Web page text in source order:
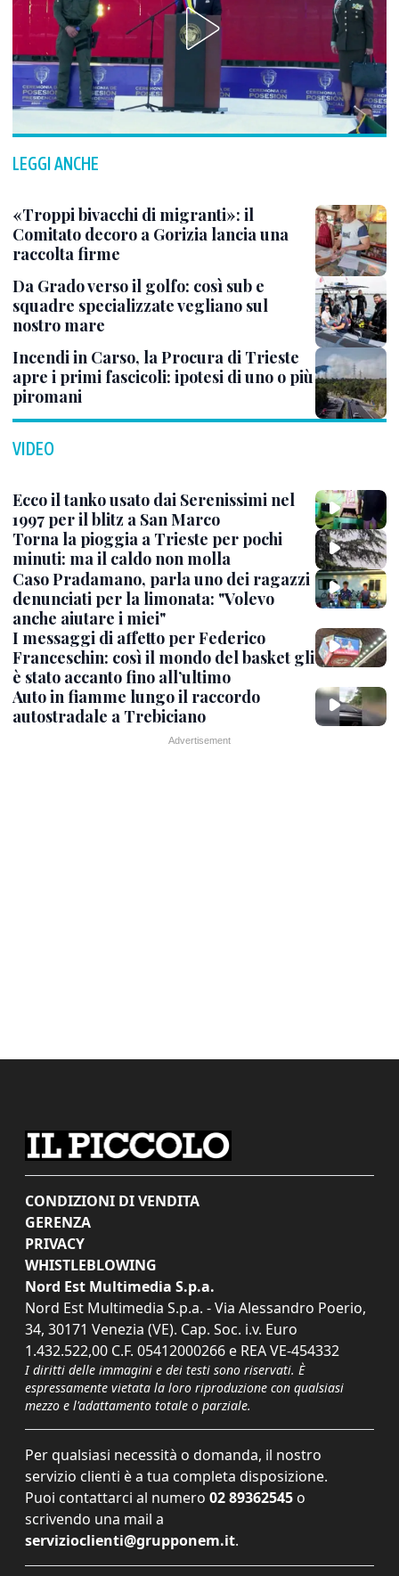
LEGGI ANCHE
«Troppi bivacchi di migranti»: il
Comitato decoro a Gorizia lancia una
raccolta firme
Da Grado verso il golfo: così sub e
squadre specializzate vegliano sul
nostro mare
Incendi in Carso, la Procura di Trieste
apre i primi fascicoli: ipotesi di uno o più
piromani
VIDEO
Ecco il tanko usato dai Serenissimi nel
1997 per il blitz a San Marco
Torna la pioggia a Trieste per pochi
minuti: ma il caldo non molla
Caso Pradamano, parla uno dei ragazzi
denunciati per la limonata: "Volevo
anche aiutare i miei"
I messaggi di affetto per Federico
Franceschin: così il mondo del basket gli
è stato accanto fino all’ultimo
Auto in fiamme lungo il raccordo
autostradale a Trebiciano
CONDIZIONI DI VENDITA
GERENZA
PRIVACY
WHISTLEBLOWING
Nord Est Multimedia S.p.a.
Nord Est Multimedia S.p.a. - Via Alessandro Poerio,
34, 30171 Venezia (VE). Cap. Soc. i.v. Euro
1.432.522,00 C.F. 05412000266 e REA VE-454332
I diritti delle immagini e dei testi sono riservati. È
espressamente vietata la loro riproduzione con qualsiasi
mezzo e l'adattamento totale o parziale.
Per qualsiasi necessità o domanda, il nostro
servizio clienti è a tua completa disposizione.
Puoi contattarci al numero 02 89362545 o
scrivendo una mail a
servizioclienti@grupponem.it.